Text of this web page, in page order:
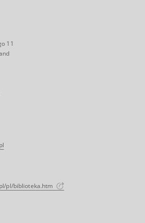
11
pl/biblioteka.htm